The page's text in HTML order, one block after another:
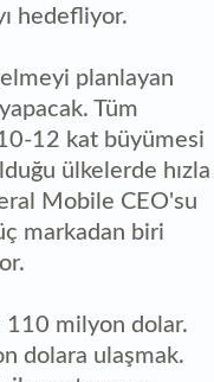
hedefliyor.
planlayan
Tüm
12 kat büyümesi
ülkelerde hızla
Mobile CEO'su
markadan biri
110 milyon dolar.
dolara ulaşmak.